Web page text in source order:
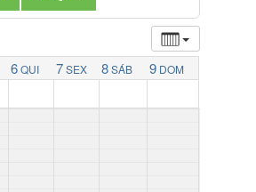
6QUI 7SEX 8SÁB 9 DOM